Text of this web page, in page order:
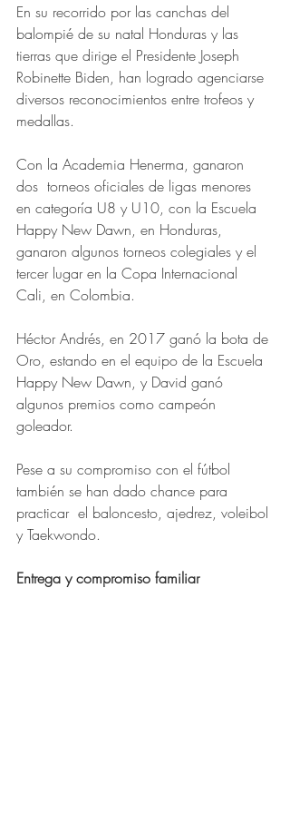
En su recorrido por las canchas del
balompié de su natal Honduras y las
tierras que dirige el Presidente Joseph
Robinette Biden, han logrado agenciarse
diversos reconocimientos entre trofeos y
medallas.
Con la Academia Henerma, ganaron
dos  torneos oficiales de ligas menores
en categoría U8 y U10, con la Escuela
Happy New Dawn, en Honduras,
ganaron algunos torneos colegiales y el
tercer lugar en la Copa Internacional
Cali, en Colombia.
Héctor Andrés, en 2017 ganó la bota de
Oro, estando en el equipo de la Escuela
Happy New Dawn, y David ganó
algunos premios como campeón
goleador.
Pese a su compromiso con el fútbol
también se han dado chance para
practicar  el baloncesto, ajedrez, voleibol
y Taekwondo.
Entrega y compromiso familiar